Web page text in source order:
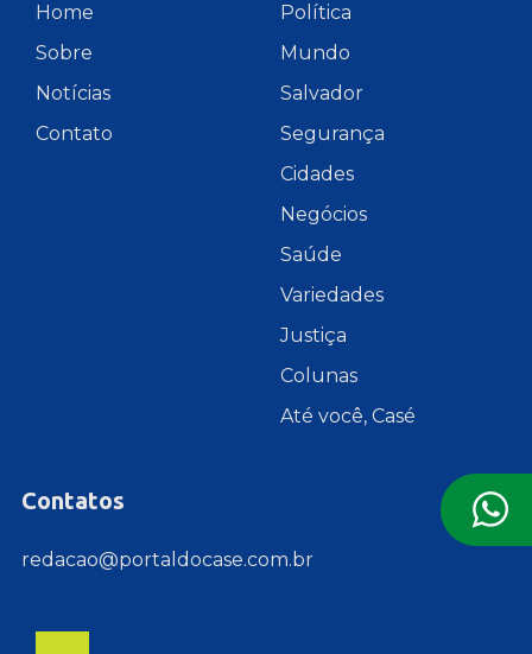
Home
Sobre
Notícias
Contato
Política
Mundo
Salvador
Segurança
Cidades
Negócios
Saúde
Variedades
Justiça
Colunas
Até você, Casé
Contatos
redacao@portaldocase.com.br